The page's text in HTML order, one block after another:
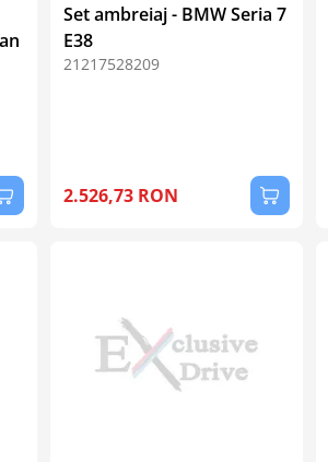
Set ambreiaj - BMW Seria 7
E38
21217528209
2.526,73 RON